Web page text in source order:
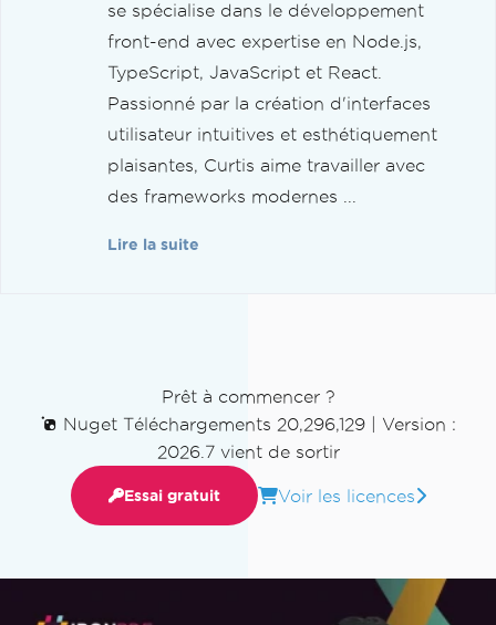
se spécialise dans le développement
front-end avec expertise en Node.js,
TypeScript, JavaScript et React.
Passionné par la création d'interfaces
utilisateur intuitives et esthétiquement
plaisantes, Curtis aime travailler avec
des frameworks modernes ...
Lire la suite
Prêt à commencer ?
Nuget Téléchargements 20,296,129
Version :
2026.7 vient de sortir
Essai gratuit Voir les licences